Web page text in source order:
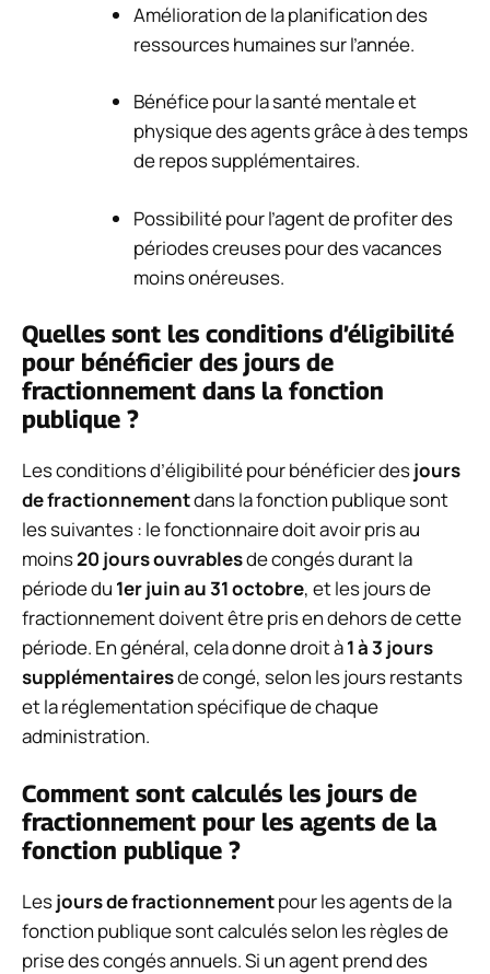
Amélioration de la planification des
ressources humaines sur l’année.
Bénéfice pour la santé mentale et
physique des agents grâce à des temps
de repos supplémentaires.
Possibilité pour l’agent de profiter des
périodes creuses pour des vacances
moins onéreuses.
Quelles sont les conditions d’éligibilité
pour bénéficier des jours de
fractionnement dans la fonction
publique ?
Les conditions d’éligibilité pour bénéficier desjours
de fractionnementdans la fonction publique sont
les suivantes : le fonctionnaire doit avoir pris au
moins20 jours ouvrablesde congés durant la
période du 1er juin au 31 octobre, et les jours de
fractionnement doivent être pris en dehors de cette
période. En général, cela donne droit à1 à 3 jours
supplémentairesde congé, selon les jours restants
et la réglementation spécifique de chaque
administration.
Comment sont calculés les jours de
fractionnement pour les agents de la
fonction publique ?
Lesjours de fractionnementpour les agents de la
fonction publique sont calculés selon les règles de
prise des congés annuels. Si un agent prend des